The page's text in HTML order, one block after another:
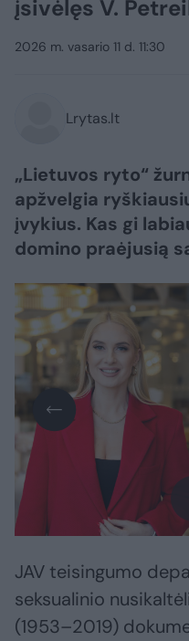
įsivėlęs V.
2026 m. vasario 11 d. 11:30
Lrytas.lt
„Lietuvos ryto“
apžvelgia
įvykius. Kas gi
domino praėjusią
JAV teisingumo
seksualinio
(1953–2019)